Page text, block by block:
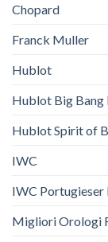
Chopard
Franck Muller
Hublot
Hublot Big Bang
Hublot Spirit of
IWC
IWC Portugieser
Migliori Orologi